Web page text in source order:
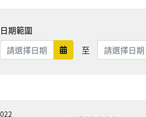
日期範圍
日期範圍開始
至 日期範圍結束